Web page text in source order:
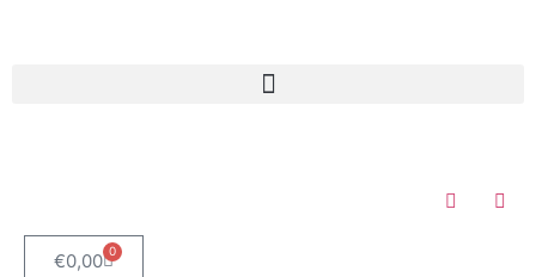
€0,00 0